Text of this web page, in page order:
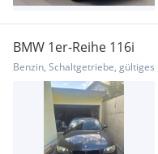
BMW 1er-Reihe 116i
Benzin, Schaltgetriebe, gültiges